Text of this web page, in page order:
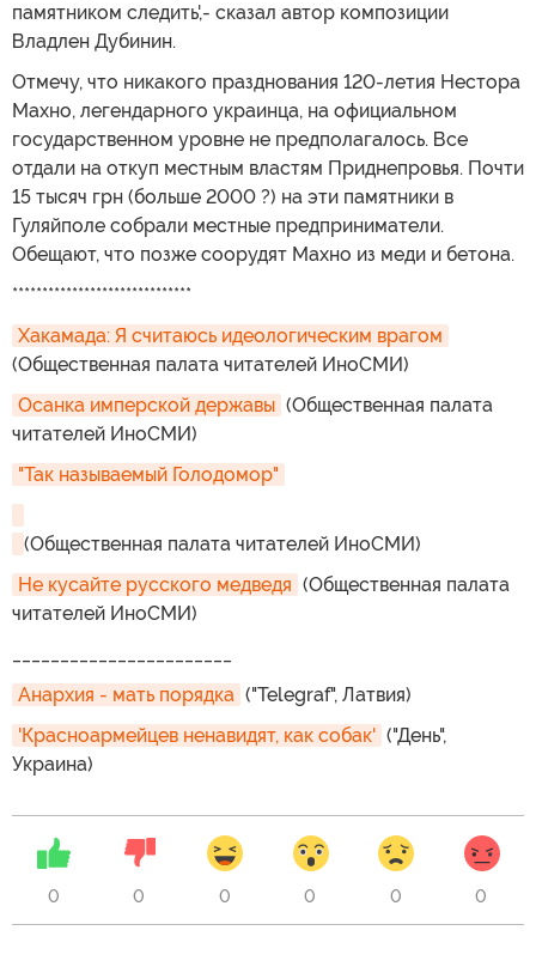
памятником следить',- сказал автор композиции
Владлен Дубинин.
Отмечу, что никакого празднования 120-летия Нестора
Махно, легендарного украинца, на официальном
государственном уровне не предполагалось. Все
отдали на откуп местным властям Приднепровья. Почти
15 тысяч грн (больше 2000 ?) на эти памятники в
Гуляйполе собрали местные предприниматели.
Обещают, что позже соорудят Махно из меди и бетона.
******************************
Хакамада: Я считаюсь идеологическим врагом
(Общественная палата читателей ИноСМИ)
Осанка имперской державы (Общественная палата
читателей ИноСМИ)
"Так называемый Голодомор"
(Общественная палата читателей ИноСМИ)
Не кусайте русского медведя (Общественная палата
читателей ИноСМИ)
Анархия - мать порядка ("Telegraf", Латвия)
'Красноармейцев ненавидят, как собак' ("День",
Украина)
0 0 0 0 0 0